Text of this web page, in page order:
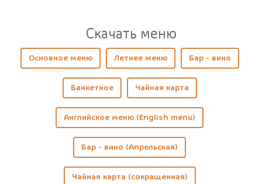
Cкачать меню
Основное меню Летнее меню Бар - вино
Банкетное Чайная карта
Английское меню (English menu)
Бар - вино (Апрельская)
Чайная карта (сокращенная)